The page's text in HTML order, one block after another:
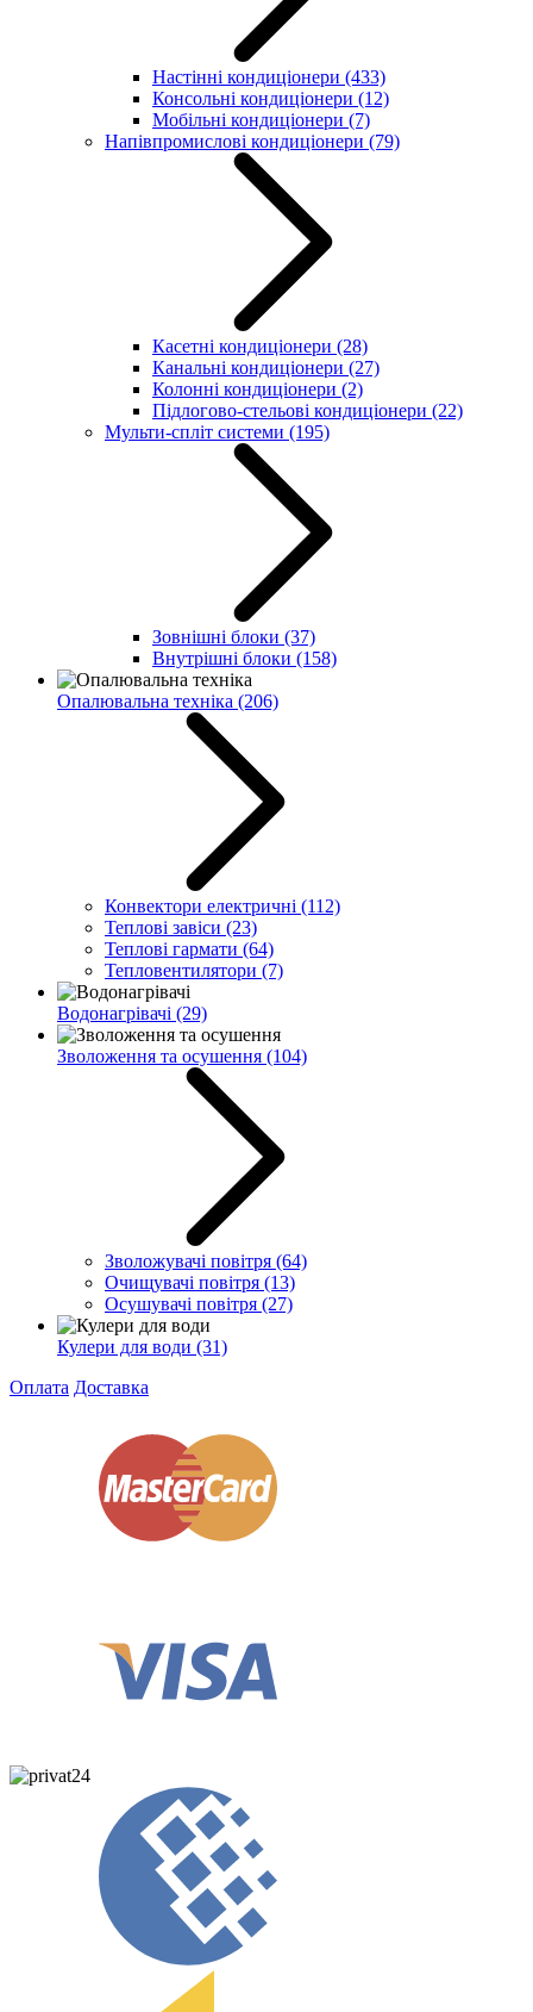
Настінні кондиціонери (433)
Консольні кондиціонери (12)
Мобільні кондиціонери (7)
Напівпромислові кондиціонери (79)
Касетні кондиціонери (28)
Канальні кондиціонери (27)
Колонні кондиціонери (2)
Підлогово-стельові кондиціонери (22)
Мульти-спліт системи (195)
Зовнішні блоки (37)
Внутрішні блоки (158)
Опалювальна техніка (206)
Конвектори електричні (112)
Теплові завіси (23)
Теплові гармати (64)
Тепловентилятори (7)
Водонагрівачі (29)
Зволоження та осушення (104)
Зволожувачі повітря (64)
Очищувачі повітря (13)
Осушувачі повітря (27)
Кулери для води (31)
Оплата Доставка